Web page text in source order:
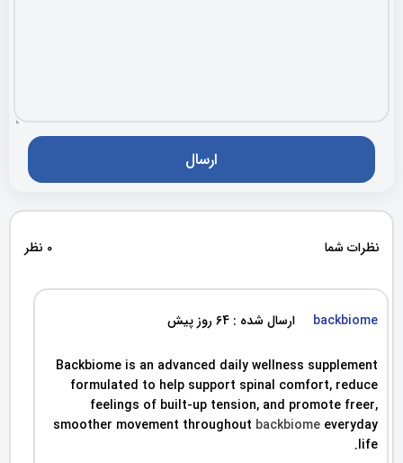
نظرات شما 0 نظر
backbiome ارسال شده : 64 روز پیش
Backbiome is an advanced daily wellness supplement
formulated to help support spinal comfort, reduce
feelings of built-up tension, and promote freer,
smoother movement throughout backbiome everyday
life.